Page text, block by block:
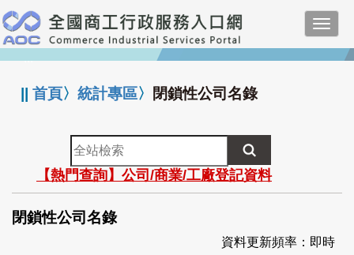
跳
到
主
要
:::
||首頁〉統計專區〉 閉鎖性公司名錄
全
站
檢
索
【熱門查詢】公司/商業/工廠登記資料
閉鎖性公司名錄
資料更新頻率：即時